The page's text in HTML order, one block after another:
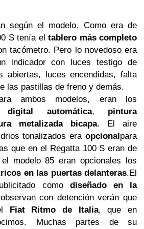
según el modelo. Como era de
S tenía eltablero más completo
tacómetro. Pero lo novedoso era
indicador con luces testigo de
abiertas, luces encendidas, falta
las pastillas de freno y demás.
ambos modelos, eran los
digital automática, pintura
metalizada bicapa. El aire
tonalizados era opcionalpara
que en el Regatta 100 S eran de
modelo 85 eran opcionales los
en las puertas delanteras.El
como diseñado en la
con detención verán que
Fiat Ritmo de Italia, que en
Muchas partes de su